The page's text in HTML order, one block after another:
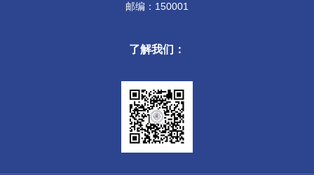
邮编：150001
了解我们：